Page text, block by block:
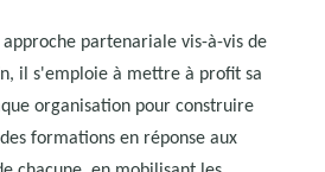
approche partenariale vis-à-vis de
il s'emploie à mettre à profit sa
organisation pour construire
formations en réponse aux